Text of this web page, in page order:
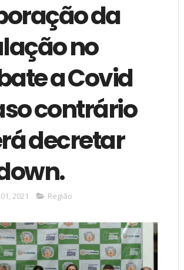
da
no
a Covid
contrário
decretar
2021 Região